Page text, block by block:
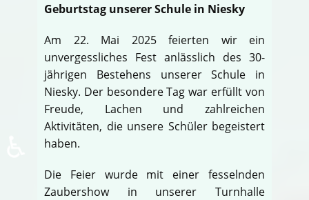
Geburtstag unserer Schule in Niesky
Am 22. Mai 2025 feierten wir ein
unvergessliches Fest anlässlich des 30-
jährigen Bestehens unserer Schule in
Niesky. Der besondere Tag war erfüllt von
Freude, Lachen und zahlreichen
Aktivitäten, die unsere Schüler begeistert
haben.
Die Feier wurde mit einer fesselnden
Zaubershow in unserer Turnhalle